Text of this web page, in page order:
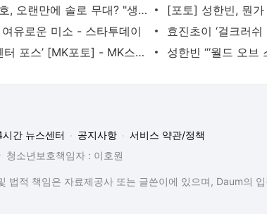
`싱어게인` 17호, 오랜만에 솔로 무대? "생각보다 여파가 크더라"
[포토] 성한빈, 뭔
유로운 미소 - 스타투데이
리정 ‘강렬한 센터 포스’ [MK포토] - MK스포츠
시간 뉴스센터 공지사항
서비스 약관/정책
청소년보호책임자 : 이호원
법적 책임은 자료제공사 또는 글쓴이에 있으며, Daum의